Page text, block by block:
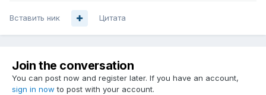
Вставить ник Цитата
Join the conversation
You can post now and register later. If you have an account,
sign in now to post with your account.